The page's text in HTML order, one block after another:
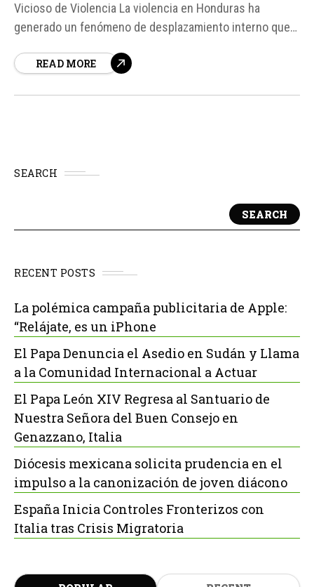
Vicioso de Violencia La violencia en Honduras ha
generado un fenómeno de desplazamiento interno que
violencia que se reproduce en las víctimas. Según Juan
READ MORE
SEARCH
SEARCH
RECENT POSTS
La polémica campaña publicitaria de Apple:
“Relájate, es un iPhone
El Papa Denuncia el Asedio en Sudán y Llama
a la Comunidad Internacional a Actuar
El Papa León XIV Regresa al Santuario de
Nuestra Señora del Buen Consejo en
Genazzano, Italia
Diócesis mexicana solicita prudencia en el
impulso a la canonización de joven diácono
España Inicia Controles Fronterizos con
Italia tras Crisis Migratoria